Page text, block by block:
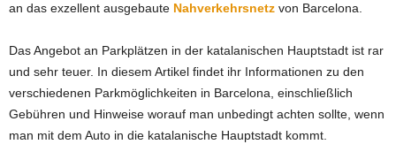
an das exzellent ausgebaute Nahverkehrsnetz von Barcelona.
Das Angebot an Parkplätzen in der katalanischen Hauptstadt ist rar
und sehr teuer. In diesem Artikel findet ihr Informationen zu den
verschiedenen Parkmöglichkeiten in Barcelona, einschließlich
Gebühren und Hinweise worauf man unbedingt achten sollte, wenn
man mit dem Auto in die katalanische Hauptstadt kommt.